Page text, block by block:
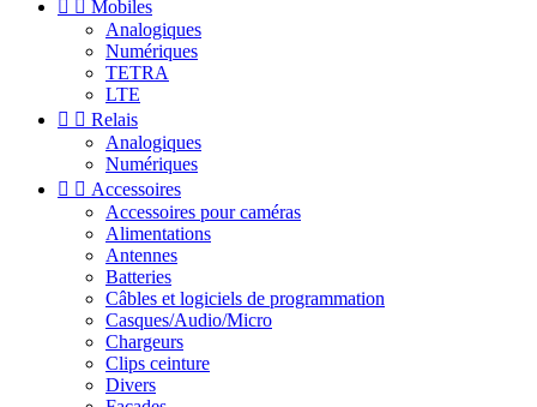
  Mobiles
Analogiques
Numériques
TETRA
LTE
  Relais
Analogiques
Numériques
  Accessoires
Accessoires pour caméras
Alimentations
Antennes
Batteries
Câbles et logiciels de programmation
Casques/Audio/Micro
Chargeurs
Clips ceinture
Divers